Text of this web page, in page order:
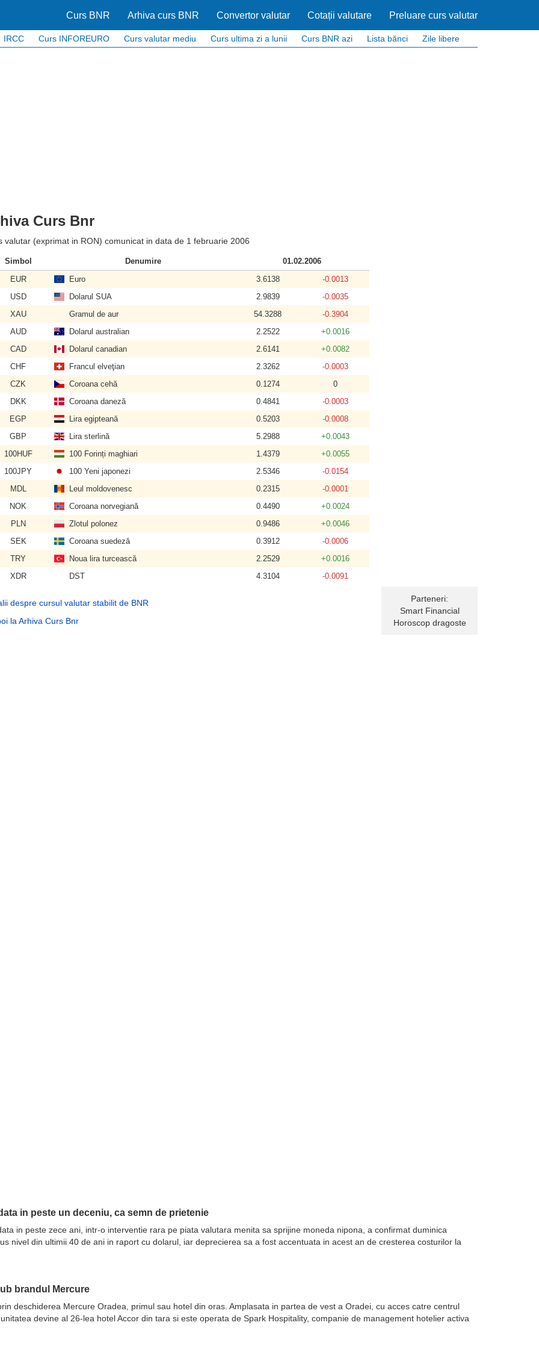
Curs BNR Arhiva curs BNR Convertor valutar Cotații valutare Preluare curs valutar
IRCC Curs INFOREURO Curs valutar mediu Curs ultima zi a lunii Curs BNR azi Lista bănci Zile libere
Curs Bnr
valutar (exprimat in RON) comunicat in data de 1 februarie 2006
Simbol Denumire
01.02.2006
EUR
Euro 3.6138
-0.0013
USD
Dolarul SUA 2.9839
-0.0035
XAU
Gramul de aur 54.3288
-0.3904
AUD
Dolarul australian 2.2522
+0.0016
CAD
Dolarul canadian 2.6141
+0.0082
CHF
Francul elveţian 2.3262
-0.0003
CZK
Coroana cehă 0.1274
0
DKK
Coroana daneză 0.4841
-0.0003
EGP
Lira egipteană 0.5203
-0.0008
GBP
Lira sterlină 5.2988
+0.0043
100HUF
100 Forinți maghiari 1.4379
+0.0055
100JPY
100 Yeni japonezi 2.5346
-0.0154
MDL
Leul moldovenesc 0.2315
-0.0001
NOK
Coroana norvegiană 0.4490
+0.0024
PLN
Zlotul polonez 0.9486
+0.0046
SEK
Coroana suedeză 0.3912
-0.0006
TRY
Noua lira turcească 2.2529
+0.0016
XDR
DST 4.3104 -0.0091
despre cursul valutar stabilit de BNR
la Arhiva Curs Bnr
Parteneri:
Smart Financial
Horoscop dragoste
in peste un deceniu, ca semn de prietenie
in peste zece ani, intr-o interventie rara pe piata valutara menita sa sprijine moneda nipona, a confirmat duminica
nivel din ultimii 40 de ani in raport cu dolarul, iar deprecierea sa a fost accentuata in acest an de cresterea costurilor la
brandul Mercure
deschiderea Mercure Oradea, primul sau hotel din oras. Amplasata in partea de vest a Oradei, cu acces catre centrul
devine al 26-lea hotel Accor din tara si este operata de Spark Hospitality, companie de management hotelier activa